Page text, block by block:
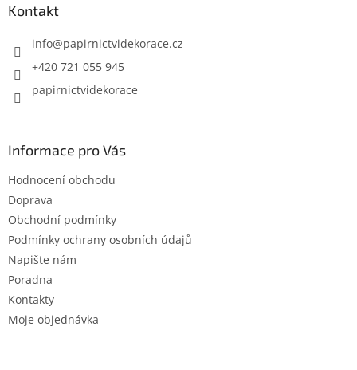
Kontakt
info@papirnictvidekorace.cz
+420 721 055 945
papirnictvidekorace
Informace pro Vás
Hodnocení obchodu
Doprava
Obchodní podmínky
Podmínky ochrany osobních údajů
Napište nám
Poradna
Kontakty
Moje objednávka